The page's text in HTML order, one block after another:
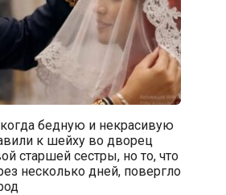
бедную и некрасивую
к шейху во дворец
старшей сестры, но то, что
несколько дней, повергло